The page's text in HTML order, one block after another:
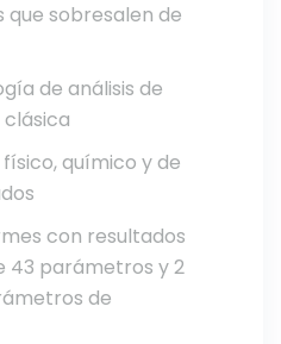
sobresalen de
de análisis de
químico y de
con resultados
43 parámetros y 2
de